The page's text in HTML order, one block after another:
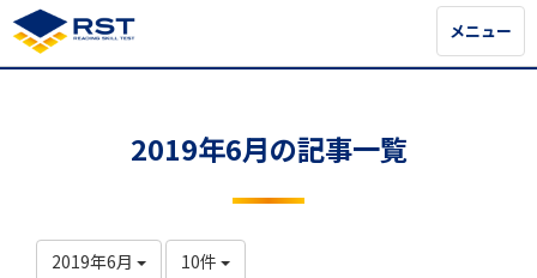
メニュー
メニュー
2019年6月の記事一覧
2019年6月 10件